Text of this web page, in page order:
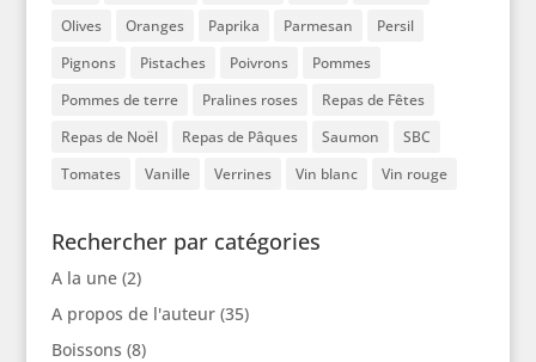
Olives
Oranges Paprika Parmesan
Persil
Pignons
Pistaches Poivrons
Pommes
Pommes de terre
Pralines roses
Repas de Fêtes
Repas de Noël
Repas de Pâques Saumon
SBC
Tomates
Vanille Verrines Vin blanc Vin rouge
Rechercher par catégories
A la une(2)
A propos de l'auteur(35)
Boissons (8)